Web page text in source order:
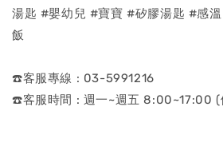
湯匙 #嬰幼兒 #寶寶 #矽膠湯匙 #感
飯
☎️客服專線 : 03-5991216
☎️客服時間 : 週一~週五 8:00~17:00 (